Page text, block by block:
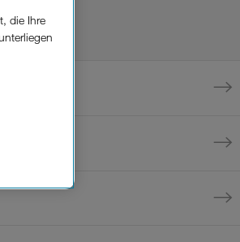
die Ihre
die